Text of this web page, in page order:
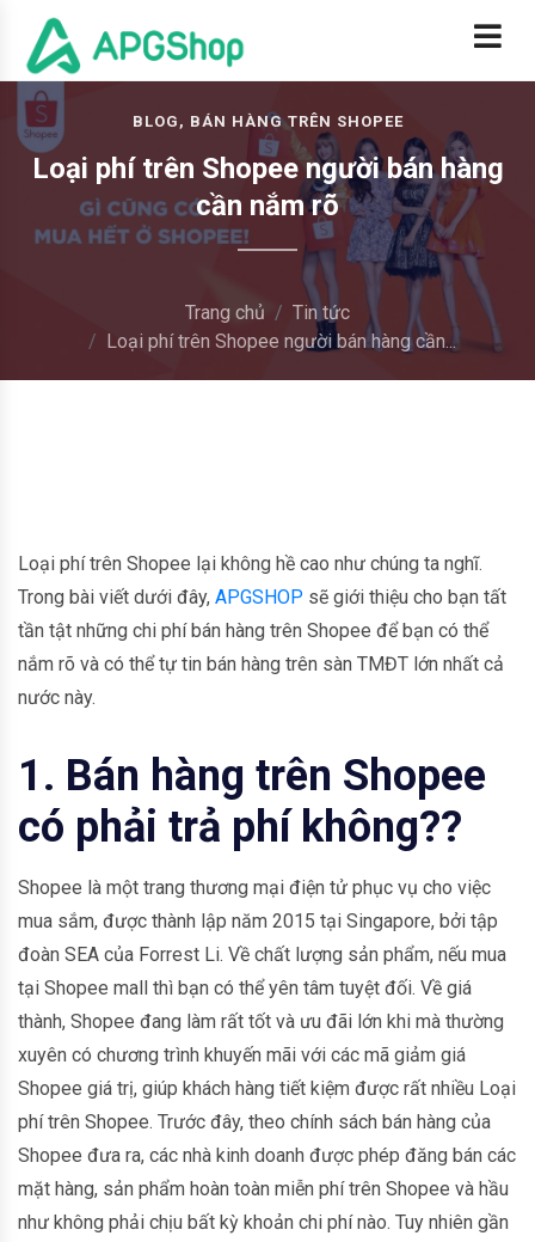
BLOG, BÁN HÀNG TRÊN SHOPEE
Loại phí trên Shopee người bán hàng
cần nắm rõ
Trang chủ
Tin tức
Loại phí trên Shopee người bán hàng cần...
Loại phí trên Shopee lại không hề cao như chúng ta nghĩ.
Trong bài viết dưới đây, APGSHOP sẽ giới thiệu cho bạn tất
tần tật những chi phí bán hàng trên Shopee để bạn có thể
nắm rõ và có thể tự tin bán hàng trên sàn TMĐT lớn nhất cả
nước này.
1. Bán hàng trên Shopee
có phải trả phí không??
Shopee là một trang thương mại điện tử phục vụ cho việc
mua sắm, được thành lập năm 2015 tại Singapore, bởi tập
đoàn SEA của Forrest Li. Về chất lượng sản phẩm, nếu mua
tại Shopee mall thì bạn có thể yên tâm tuyệt đối. Về giá
thành, Shopee đang làm rất tốt và ưu đãi lớn khi mà thường
xuyên có chương trình khuyến mãi với các mã giảm giá
Shopee giá trị, giúp khách hàng tiết kiệm được rất nhiều Loại
phí trên Shopee. Trước đây, theo chính sách bán hàng của
Shopee đưa ra, các nhà kinh doanh được phép đăng bán các
mặt hàng, sản phẩm hoàn toàn miễn phí trên Shopee và hầu
như không phải chịu bất kỳ khoản chi phí nào. Tuy nhiên gần